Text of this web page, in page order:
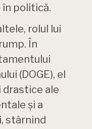
în politică.
rolul lui
În
(DOGE), el
ale
și a
stârnind